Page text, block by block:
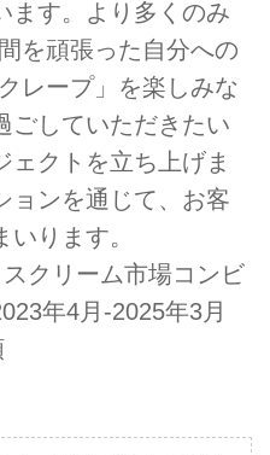
ます。より多くのみ
を頑張った自分への
レープ」を楽しみな
ごしていただきたい
ェクトを立ち上げま
ョンを通じて、お客
ります。
クリーム市場コンビ
年4月-2025年3月